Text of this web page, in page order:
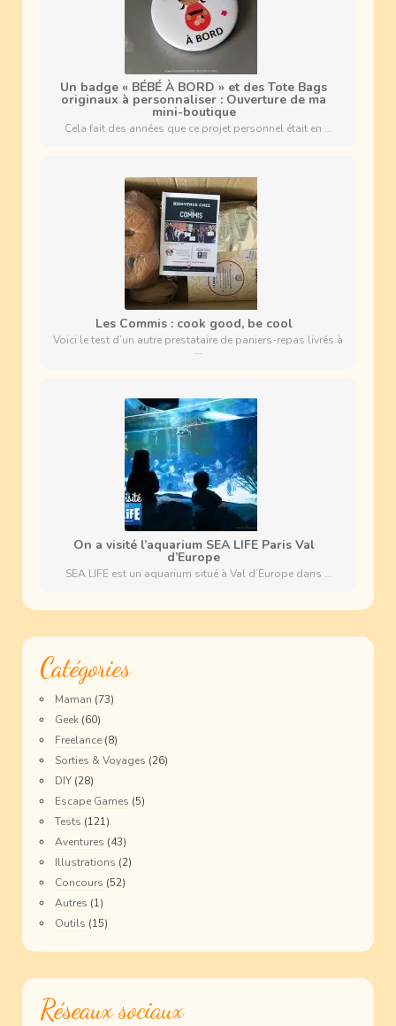
Un badge « BÉBÉ À BORD » et des Tote Bags
originaux à personnaliser : Ouverture de ma
mini-boutique
Cela fait des années que ce projet personnel était en …
Les Commis : cook good, be cool
Voici le test d’un autre prestataire de paniers-repas livrés à
…
On a visité l’aquarium SEA LIFE Paris Val
d’Europe
SEA LIFE est un aquarium situé à Val d’Europe dans …
Catégories
Maman (73)
Geek (60)
Freelance (8)
Sorties & Voyages (26)
DIY (28)
Escape Games (5)
Tests (121)
Aventures (43)
Illustrations (2)
Concours (52)
Autres (1)
Outils (15)
Réseaux sociaux